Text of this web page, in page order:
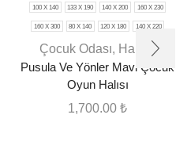
100 X 140 133 X 190 140 X 200 160 X 230
160 X 300 80 X 140 120 X 180 140 X 220
Çocuk Odası, Halılar
Pusula Ve Yönler Mavi Çocuk
Oyun Halısı
1,700.00₺